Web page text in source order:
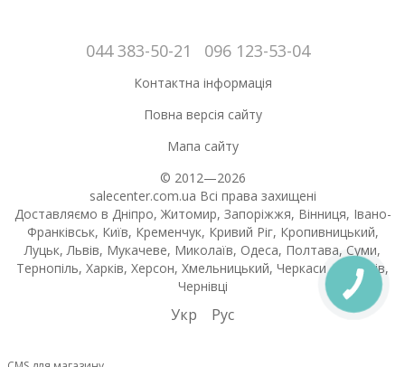
044 383-50-21 096 123-53-04
Контактна інформація
Повна версія сайту
Мапа сайту
© 2012—2026
salecenter.com.ua Всі права захищені
Доставляємо в Дніпро, Житомир, Запоріжжя, Вінниця, Івано-
Франківськ, Київ, Кременчук, Кривий Ріг, Кропивницький,
Луцьк, Львів, Мукачеве, Миколаїв, Одеса, Полтава, Суми,
Тернопіль, Харків, Херсон, Хмельницький, Черкаси , Чернігів,
Чернівці
Укр Рус